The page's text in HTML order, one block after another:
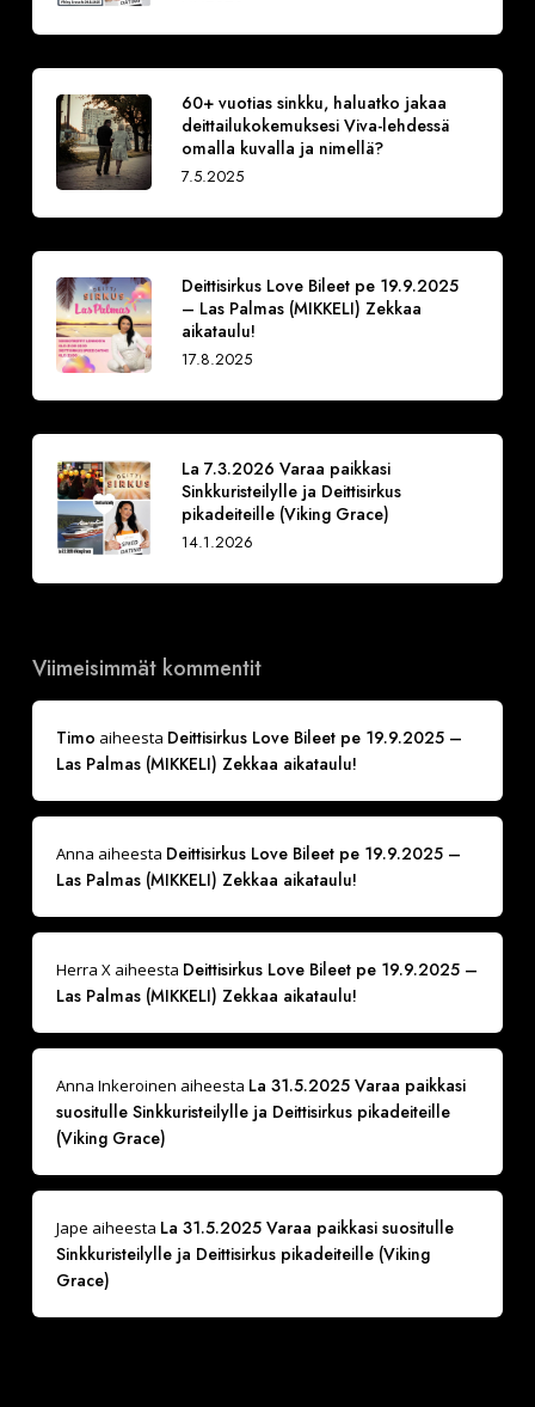
60+ vuotias sinkku, haluatko jakaa
deittailukokemuksesi Viva-lehdessä
omalla kuvalla ja nimellä?
7.5.2025
Deittisirkus Love Bileet pe 19.9.2025
– Las Palmas (MIKKELI) Zekkaa
aikataulu!
17.8.2025
La 7.3.2026 Varaa paikkasi
Sinkkuristeilylle ja Deittisirkus
pikadeiteille (Viking Grace)
14.1.2026
Viimeisimmät kommentit
Timo aiheesta Deittisirkus Love Bileet pe 19.9.2025 –
Las Palmas (MIKKELI) Zekkaa aikataulu!
Anna aiheesta Deittisirkus Love Bileet pe 19.9.2025 –
Las Palmas (MIKKELI) Zekkaa aikataulu!
Herra Xaiheesta Deittisirkus Love Bileet pe 19.9.2025 –
Las Palmas (MIKKELI) Zekkaa aikataulu!
Anna Inkeroinen aiheesta La 31.5.2025 Varaa paikkasi
suositulle Sinkkuristeilylle ja Deittisirkus pikadeiteille
(Viking Grace)
Jape aiheesta La 31.5.2025 Varaa paikkasi suositulle
Sinkkuristeilylle ja Deittisirkus pikadeiteille (Viking
Grace)